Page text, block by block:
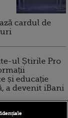
cardul de
ul Știrile Pro
și educație
a devenit iBani